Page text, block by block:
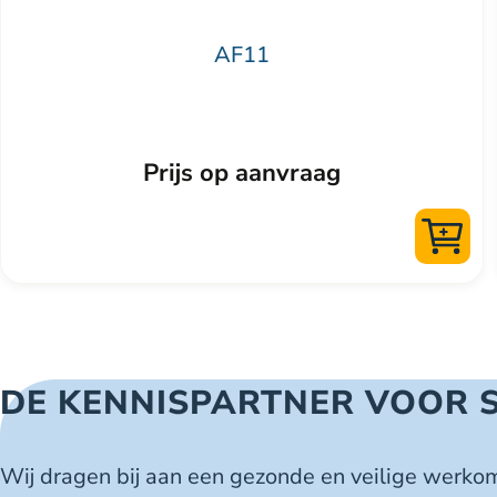
AF11
Prijs op aanvraag
DE KENNISPARTNER VOOR
Wij dragen bij aan een gezonde en veilige